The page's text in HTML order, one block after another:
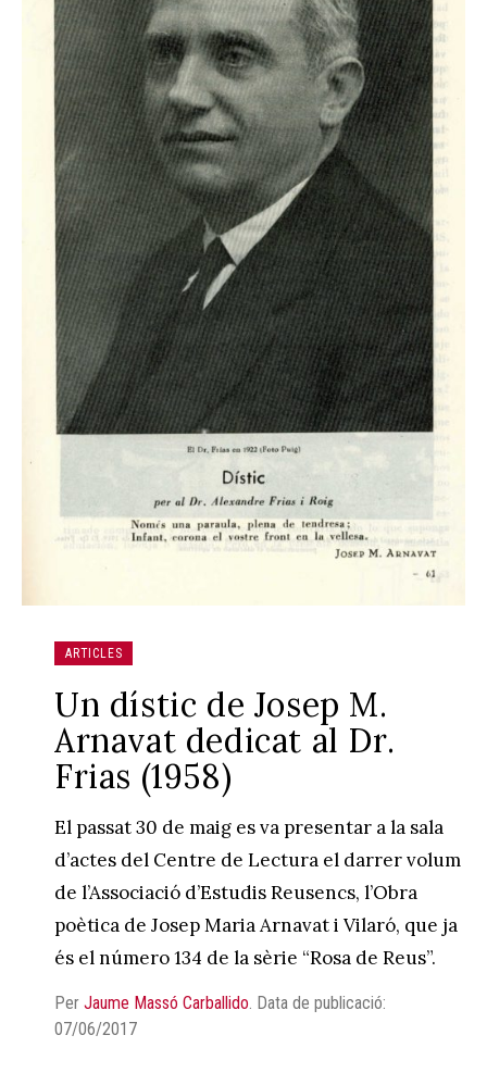
ARTICLES
Un dístic de Josep M.
Arnavat dedicat al Dr.
Frias (1958)
El passat 30 de maig es va presentar a la sala
d’actes del Centre de Lectura el darrer volum
de l’Associació d’Estudis Reusencs, l’Obra
poètica de Josep Maria Arnavat i Vilaró, que ja
és el número 134 de la sèrie “Rosa de Reus”.
Per Jaume Massó Carballido. Data de publicació:
07/06/2017